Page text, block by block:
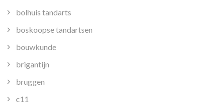
bolhuis tandarts
boskoopse tandartsen
bouwkunde
brigantijn
bruggen
c11